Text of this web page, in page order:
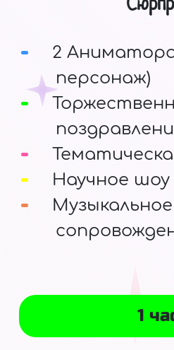
2
персонаж)
Научное шоу
Музыкальное
1